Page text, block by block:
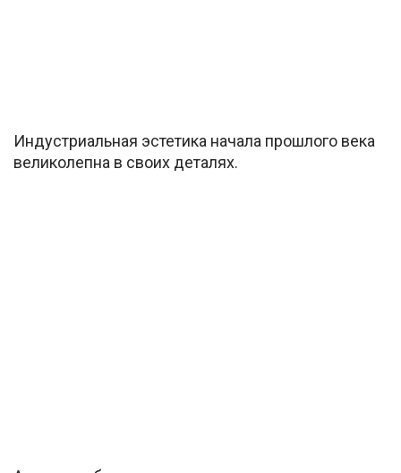
Индустриальная эстетика начала прошлого века
великолепна в своих деталях.